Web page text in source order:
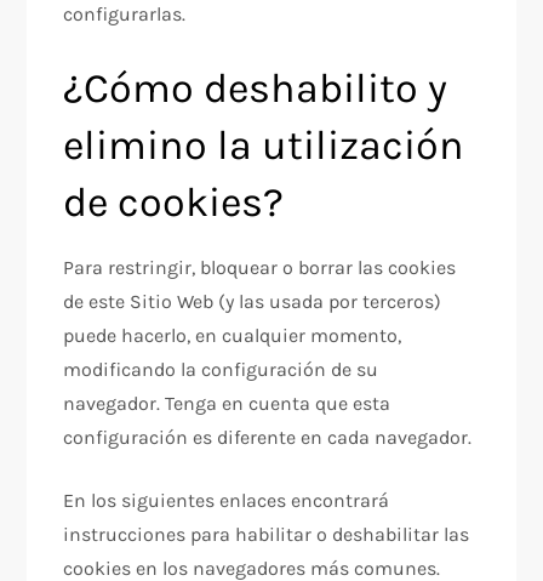
configurarlas.
¿Cómo deshabilito y
elimino la utilización
de cookies?
Para restringir, bloquear o borrar las cookies
de este Sitio Web (y las usada por terceros)
puede hacerlo, en cualquier momento,
modificando la configuración de su
navegador. Tenga en cuenta que esta
configuración es diferente en cada navegador.
En los siguientes enlaces encontrará
instrucciones para habilitar o deshabilitar las
cookies en los navegadores más comunes.